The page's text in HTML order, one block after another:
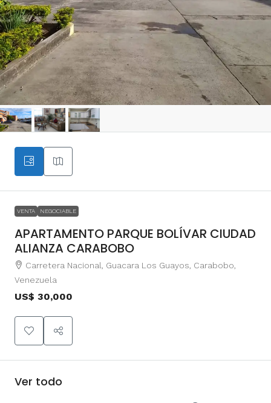
VENTA NEGOCIABLE
APARTAMENTO PARQUE BOLÍVAR CIUDAD
ALIANZA CARABOBO
Carretera Nacional, Guacara Los Guayos, Carabobo,
Venezuela
US$ 30,000
Ver todo